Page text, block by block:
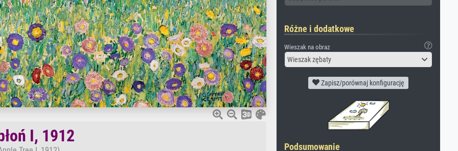
I, 1912
Różne i dodatkowe
Wieszak na obraz
Wieszak zębaty
Zapisz/porównaj konfigurację
Podsumowanie